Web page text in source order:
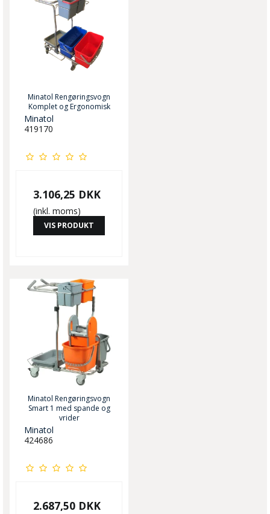
Minatol Rengøringsvogn
Komplet og Ergonomisk
Minatol
419170
3.106,25 DKK
(inkl. moms)
VIS PRODUKT
Minatol Rengøringsvogn
Smart 1 med spande og
vrider
Minatol
424686
2.687,50 DKK